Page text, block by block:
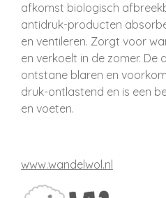
afkomst biologisch
antidruk-producten
en ventileren. Zorgt voor
en verkoelt in de zomer. De
ontstane blaren en
druk-ontlastend en is een
en voeten.
www.wandelwol.nl